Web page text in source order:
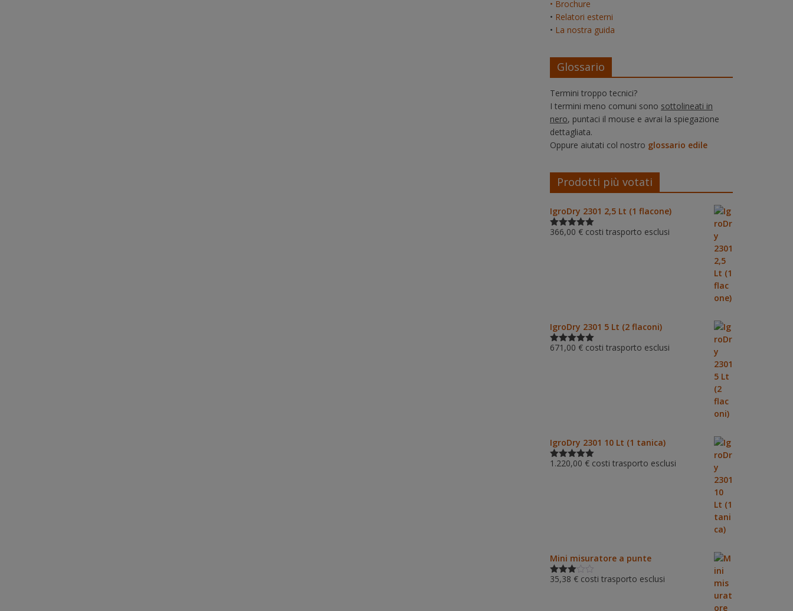
• Brochure
• Relatori esterni
• La nostra guida
Glossario
Termini troppo tecnici?
I termini meno comuni sono sottolineati in
nero, puntaci il mouse e avrai la spiegazione
dettagliata.
Oppure aiutati col nostro glossario edile
Prodotti più votati
IgroDry 2301 2,5 Lt (1 flacone)
Valutato
366,00 € costi trasporto esclusi
IgroDry 2301 5 Lt (2 flaconi)
Valutato
671,00 € costi trasporto esclusi
IgroDry 2301 10 Lt (1 tanica)
Valutato
1.220,00 € costi trasporto esclusi
Mini misuratore a punte
Valutat
35,38 € costi trasporto esclusi